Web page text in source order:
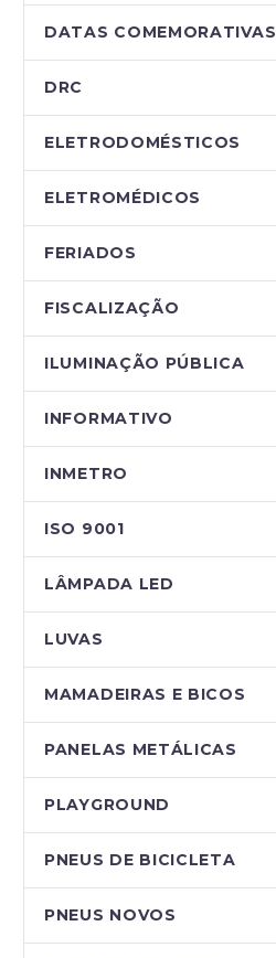
DATAS COMEMORATIVAS
DRC
ELETRODOMÉSTICOS
ELETROMÉDICOS
FERIADOS
FISCALIZAÇÃO
ILUMINAÇÃO PÚBLICA
INFORMATIVO
INMETRO
ISO 9001
LÂMPADA LED
LUVAS
MAMADEIRAS E BICOS
PANELAS METÁLICAS
PLAYGROUND
PNEUS DE BICICLETA
PNEUS NOVOS